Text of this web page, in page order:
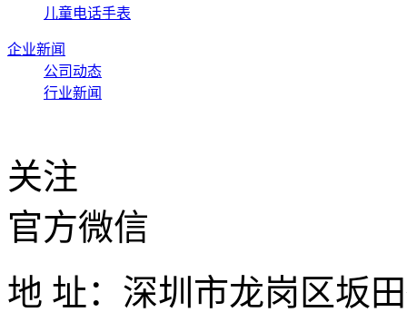
儿童电话手表
企业新闻
公司动态
行业新闻
关注
官方微信
地 址：深圳市龙岗区坂